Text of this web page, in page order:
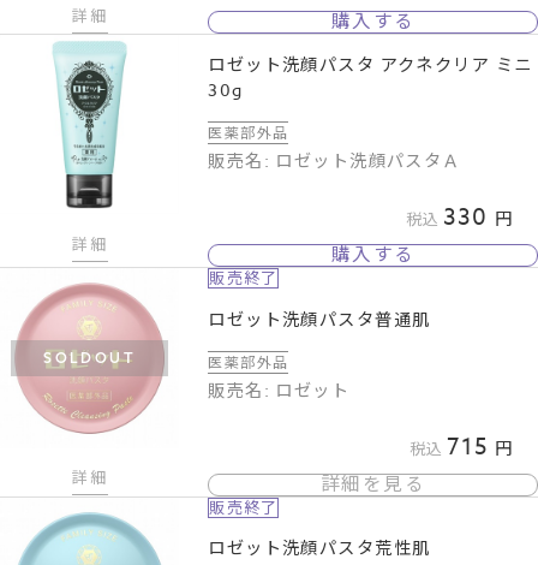
詳細 購入する
詳細
ロゼット洗顔パスタ アクネクリア ミニ
30g
医薬部外品
販売名: ロゼット洗顔パスタＡ
税込 330
購入する
SOLDOUT
詳細
販売終了
ロゼット洗顔パスタ普通肌
医薬部外品
販売名: ロゼット
税込 715
詳細を見る
販売終了
ロゼット洗顔パスタ荒性肌